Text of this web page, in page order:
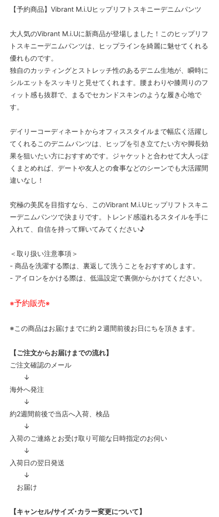
【予約商品】Vibrant M.i.Uヒップリフトスキニーデニムパンツ
大人気のVibrant M.i.Uに新商品が登場しました！このヒップリフ
トスキニーデニムパンツは、ヒップラインを綺麗に魅せてくれる
優れものです。
独自のカッティングとストレッチ性のあるデニム生地が、瞬時に
シルエットをスッキリと見せてくれます。腰まわりや膝周りのフ
ィット感も抜群で、まるでセカンドスキンのような履き心地で
す。
デイリーコーディネートからオフィススタイルまで幅広く活躍し
てくれるこのデニムパンツは、ヒップを引き立てたい方や脚長効
果を狙いたい方におすすめです。ジャケットと合わせて大人っぽ
くまとめれば、デートや友人との食事などのシーンでも大活躍間
違いなし！
究極の美尻を目指すなら、このVibrant M.i.Uヒップリフトスキニ
ーデニムパンツで決まりです。トレンド感溢れるスタイルを手に
入れて、自信を持って輝いてみてください♪
＜取り扱い注意事項＞
- 商品を洗濯する際は、裏返して洗うことをおすすめします。
- アイロンをかける際は、低温設定で裏側からかけてください。
※予約販売※
※この商品はお届けまでに約２週間前後お日にちを頂きます。
【ご注文からお届けまでの流れ】
ご注文確認のメール
↓
海外へ発注
↓
約2週間前後で当店へ入荷、検品
↓
入荷のご連絡とお受け取り可能な日時指定のお伺い
↓
入荷日の翌日発送
↓
お届け
【キャンセル/サイズ･カラー変更について】